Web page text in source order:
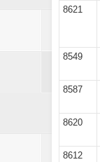
8621
8549
8587
8620
8612